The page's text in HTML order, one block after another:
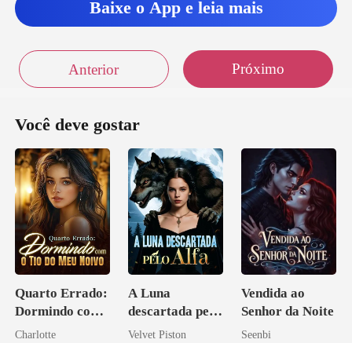
Baixe o App e leia mais
Anterior Próximo
Você deve gostar
Quarto Errado:
Dormindo com
o Tio do Meu
Charlotte
A Luna
descartada pelo
Alfa
Velvet Piston
Vendida ao
Senhor da Noite
Seenbi